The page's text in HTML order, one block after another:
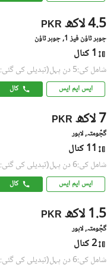
PKR 4.5 لاکھ
جوہر ٹاؤن فیز 1, جوہر ٹاؤن
1 کنال
شامل کی:5 دن پہل (تبدیلی کی گئی:4 گھنٹے پہلے)
ایس ایم ایس کال
PKR 7 لاکھ
گجّومتہ, لاہور
11 کنال
شامل کی:6 دن پہل (تبدیلی کی گئی:18 گھنٹے پہلے)
ایس ایم ایس کال
PKR 1.5 لاکھ
گجّومتہ, لاہور
2 کنال
شامل کی:6 دن پہل (تبدیلی کی گئی:18 گھنٹے پہلے)